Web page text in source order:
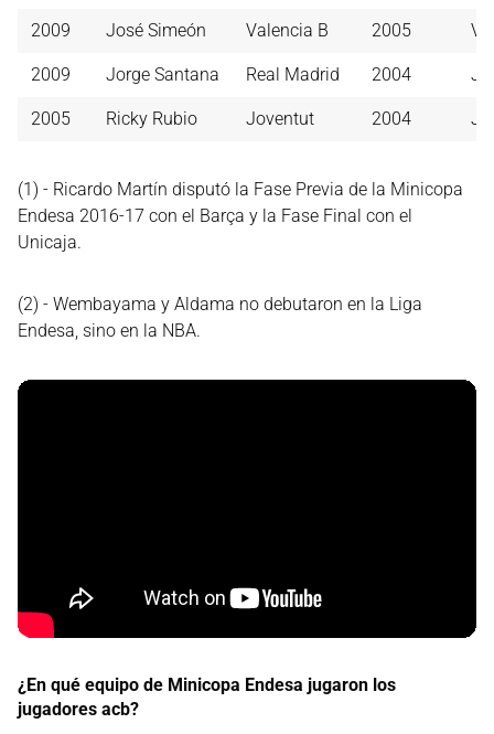
2009 José Simeón Valencia B 2005
2009 Jorge Santana Real Madrid 2004
2005 Ricky Rubio Joventut 2004
(1) - Ricardo Martín disputó la Fase Previa de la Minicopa
Endesa 2016-17 con el Barça y la Fase Final con el
Unicaja.
(2) - Wembayama y Aldama no debutaron en la Liga
Endesa, sino en la NBA.
¿En qué equipo de Minicopa Endesa jugaron los
jugadores acb?